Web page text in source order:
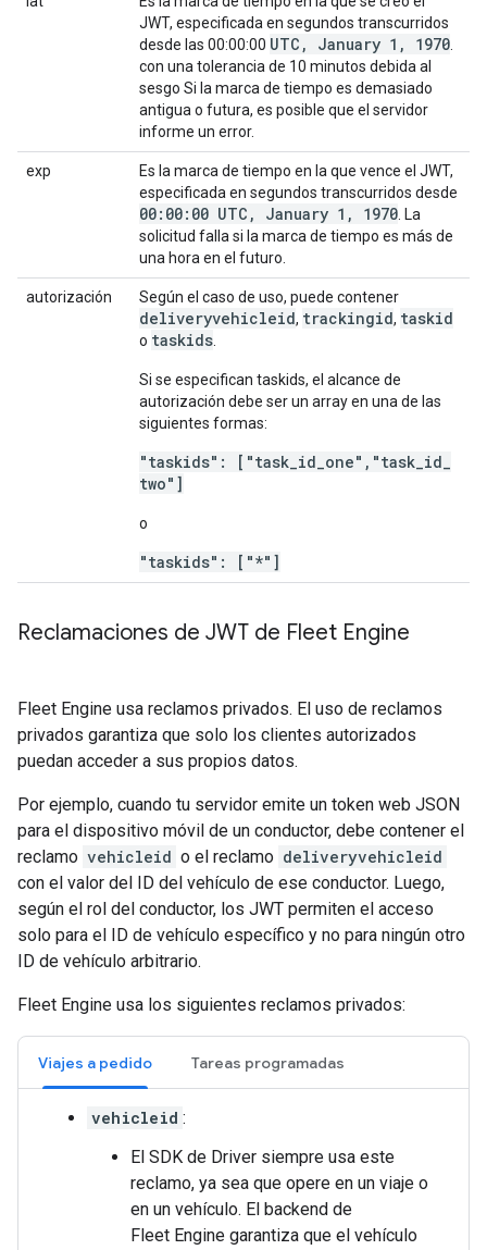
JWT, especificada en segundos transcurridos
desde las 00:00:00 UTC, January 1, 1970
con una tolerancia de 10 minutos debida al
sesgo Si la marca de tiempo es demasiado
antigua o futura, es posible que el servidor
informe un error.
exp
Es la marca de tiempo en la que vence el JWT,
especificada en segundos transcurridos desde
00:00:00 UTC, January 1, 1970 . La
solicitud falla si la marca de tiempo es más de
una hora en el futuro.
autorización Según el caso de uso, puede contener
deliveryvehicleid, trackingid, taskid
o taskids
Si se especifican taskids, el alcance de
autorización debe ser un array en una de las
siguientes formas:
"taskids": ["task id one" , "task id
two"]
o
"taskids": ["*"]
Reclamaciones de JWT de Fleet Engine
Fleet Engine usa reclamos privados. El uso de reclamos
privados garantiza que solo los clientes autorizados
puedan acceder a sus propios datos.
Por ejemplo, cuando tu servidor emite un token web JSON
para el dispositivo móvil de un conductor, debe contener el
reclamo vehicleid o el reclamo deliveryvehicleid
con el valor del ID del vehículo de ese conductor. Luego,
según el rol del conductor, los JWT permiten el acceso
solo para el ID de vehículo específico y no para ningún otro
ID de vehículo arbitrario.
Fleet Engine usa los siguientes reclamos privados:
Viajes a pedido Tareas programadas
vehicleid :
El SDK de Driver siempre usa este
reclamo, ya sea que opere en un viaje o
en un vehículo. El backend de
Fleet Engine garantiza que el vehículo